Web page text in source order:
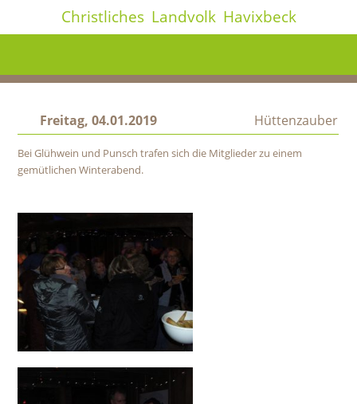
Christliches Landvolk Havixbeck
Freitag, 04.01.2019 Hüttenzauber
Bei Glühwein und Punsch trafen sich die Mitglieder zu einem
gemütlichen Winterabend.